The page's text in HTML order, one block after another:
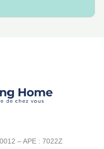
– APE : 7022Z